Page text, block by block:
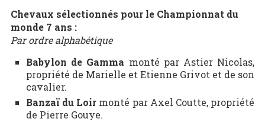
Chevaux sélectionnés pour le Championnat du
monde 7 ans :
Par ordre alphabétique
Babylon de Gamma monté par Astier Nicolas,
propriété de Marielle et Etienne Grivot et de son
cavalier.
Banzaï du Loir monté par Axel Coutte, propriété
de Pierre Gouye.